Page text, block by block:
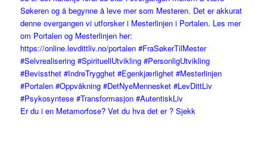
Er du i en Metamorfose? Vet du hva det er ? Sjekk